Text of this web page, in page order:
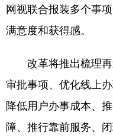
网视联合报装多个事
满意度和获得感。
改革将推出梳理再
审批事项、优化线上
降低用户办事成本、
障、推行靠前服务、